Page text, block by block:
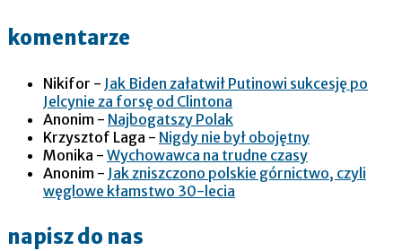
komentarze
Nikifor - Jak Biden załatwił Putinowi sukcesję po
Jelcynie za forsę od Clintona
Anonim - Najbogatszy Polak
Krzysztof Laga - Nigdy nie był obojętny
Monika - Wychowawca na trudne czasy
Anonim - Jak zniszczono polskie górnictwo, czyli
węglowe kłamstwo 30-lecia
napisz do nas